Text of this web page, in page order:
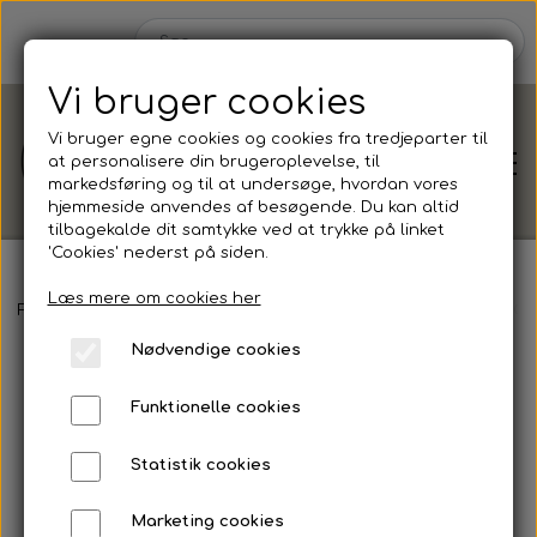
Shop
Om
Forside Shop efter Anledning
Vi bruger cookies
Vi bruger egne cookies og cookies fra tredjeparter til
at personalisere din brugeroplevelse, til
markedsføring og til at undersøge, hvordan vores
hjemmeside anvendes af besøgende. Du kan altid
tilbagekalde dit samtykke ved at trykke på linket
'Cookies' nederst på siden.
Læs mere om cookies her
Nødvendige cookies
Funktionelle cookies
Statistik cookies
Marketing cookies